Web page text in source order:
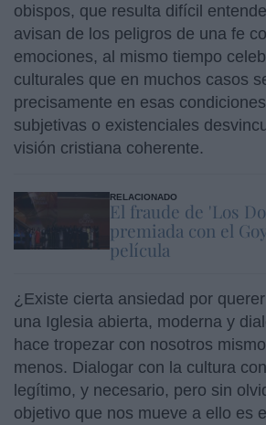
obispos, que resulta difícil
avisan de los peligros de una fe
emociones, al mismo tiempo
culturales que en muchos casos
precisamente en esas
subjetivas o existenciales
visión cristiana coherente.
RELACIONADO
El fraude de 'Los
premiada con el
película
¿Existe cierta ansiedad por
una Iglesia abierta, moderna y
hace tropezar con nosotros
menos. Dialogar con la cultura
legítimo, y necesario, pero sin
objetivo que nos mueve a ello es